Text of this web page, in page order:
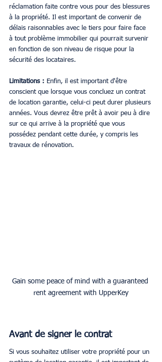
réclamation faite contre vous pour des blessures
à la propriété. Il est important de convenir de
délais raisonnables avec le tiers pour faire face
à tout problème immobilier qui pourrait survenir
en fonction de son niveau de risque pour la
sécurité des locataires.
Limitations : Enfin, il est important d'être
conscient que lorsque vous concluez un contrat
de location garantie, celui-ci peut durer plusieurs
années. Vous devrez être prêt à avoir peu à dire
sur ce qui arrive à la propriété que vous
possédez pendant cette durée, y compris les
travaux de rénovation.
Gain some peace of mind with a guaranteed
rent agreement with UpperKey
Avant de signer le contrat
Si vous souhaitez utiliser votre propriété pour un